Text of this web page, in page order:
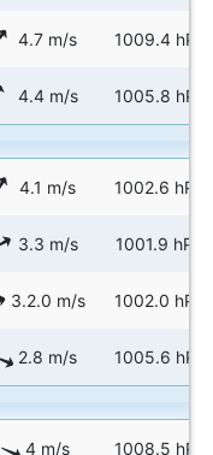
4.7 m/s 1009.4 hPa
4.4 m/s 1005.8 hPa
4.1 m/s 1002.6 hPa
3.3 m/s 1001.9 hPa
3.2.0 m/s 1002.0 hPa
2.8 m/s 1005.6 hPa
4 m/s 1008.5 hPa